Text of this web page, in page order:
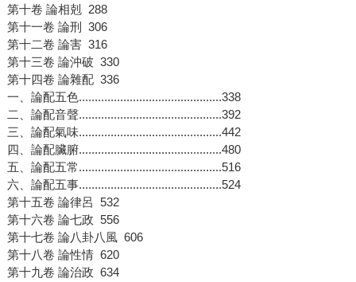
第十卷 論相剋 288
第十一卷 論刑 306
第十二卷 論害 316
第十三卷 論沖破 330
第十四卷 論雜配 336
一、論配五色.............................................338
二、論配音聲.............................................392
三、論配氣味.............................................442
四、論配臟腑.............................................480
五、論配五常.............................................516
六、論配五事.............................................524
第十五卷 論律呂 532
第十六卷 論七政 556
第十七卷 論八卦八風 606
第十八卷 論性情 620
第十九卷 論治政 634